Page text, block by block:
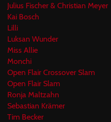
Julius Fischer & Christian Meyer
Kai Bosch
Lilli
Luksan Wunder
Miss Allie
Monchi
Open Flair Crossover Slam
Open Flair Slam
Ronja Maltzahn
Sebastian Krämer
Tim Becker